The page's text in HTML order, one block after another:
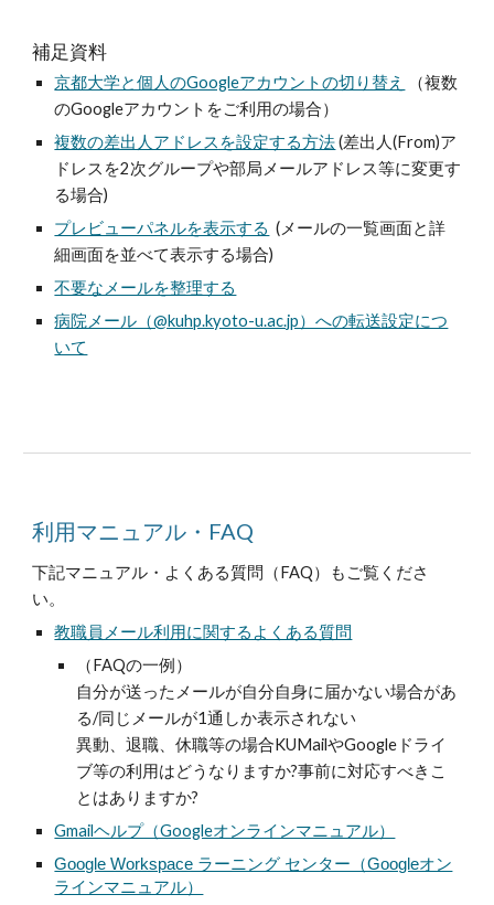
補足資料
京都大学と個人のGoogleアカウントの切り替え
（複数
のGoogleアカウントをご利用の場合）
複数の差出人アドレスを設定する方法(差出人(From)ア
ドレスを2次グループや部局メールアドレス等に変更す
る場合)
プレビューパネルを表示する (メールの一覧画面と詳
細画面を並べて表示する場合)
不要なメールを整理する
病院メール（@kuhp.kyoto-u.ac.jp）への転送設定につ
いて
利用マニュアル・FAQ
下記マニュアル・よくある質問（FAQ）もご覧くださ
い。
教職員メール利用に関するよくある質問
（FAQの一例）
自分が送ったメールが自分自身に届かない場合があ
る/同じメールが1通しか表示されない
異動、退職、休職等の場合KUMailやGoogleドライ
ブ等の利用はどうなりますか?事前に対応すべきこ
とはありますか?
Gmailヘルプ（Googleオンラインマニュアル）
Google Workspace ラーニング センター（Googleオン
ラインマニュアル）